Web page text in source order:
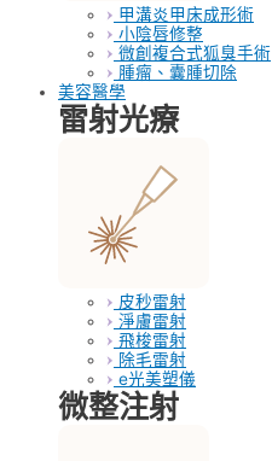
甲溝炎甲床成形術
小陰唇修整
微創複合式狐臭手術
腫瘤、囊腫切除
美容醫學
雷射光療
皮秒雷射
淨膚雷射
飛梭雷射
除毛雷射
e光美塑儀
微整注射